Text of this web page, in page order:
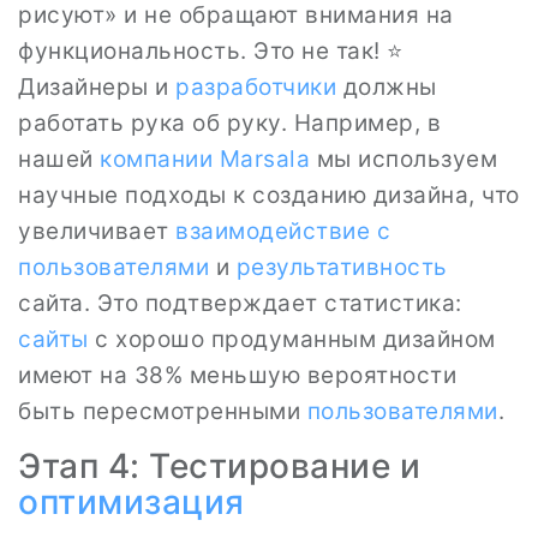
рисуют» и не обращают внимания на
функциональность. Это не так! ⭐️
Дизайнеры и разработчики должны
работать рука об руку. Например, в
нашей компании Marsala мы используем
научные подходы к созданию дизайна, что
увеличивает взаимодействие с
пользователями и результативность
сайта. Это подтверждает статистика:
сайты с хорошо продуманным дизайном
имеют на 38% меньшую вероятности
быть пересмотренными пользователями.
Этап 4: Тестирование и
оптимизация